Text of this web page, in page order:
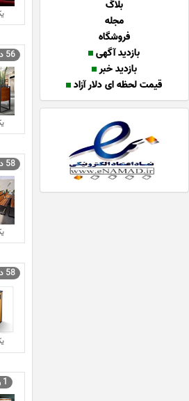
56 دقیقه پیش
58 دقیقه پیش
58 دقیقه پیش
1 روز پیش
بلاگ
مجله
فروشگاه
بازدید آگهی
بازدید خبر
قیمت لحظه ای دلار آزاد